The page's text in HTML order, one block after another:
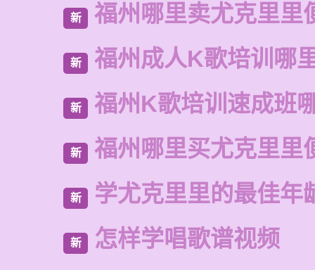
新 福州哪里卖尤克里里
新 福州成人K歌培训哪
新 福州K歌培训速成班
新 福州哪里买尤克里里
新 学尤克里里的最佳年
新 怎样学唱歌谱视频